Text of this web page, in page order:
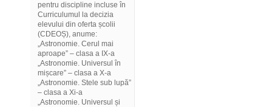
pentru discipline incluse în
Curriculumul la decizia
elevului din oferta școlii
(CDEOȘ), anume:
„Astronomie. Cerul mai
aproape” – clasa a IX-a
„Astronomie. Universul în
mișcare” – clasa a X-a
„Astronomie. Stele sub lupă”
– clasa a Xi-a
„Astronomie. Universul și